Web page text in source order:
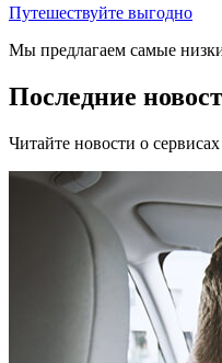
Путешествуйте выгодно
Мы предлагаем самые
Последние
Читайте новости о